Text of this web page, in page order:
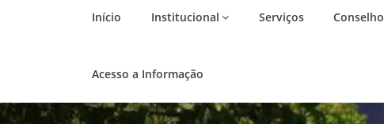
Início Institucional Serviços Conselho
Acesso a Informação